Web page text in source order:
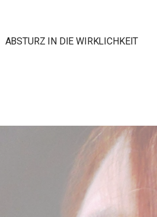
ABSTURZ IN DIE WIRKLICHKEIT